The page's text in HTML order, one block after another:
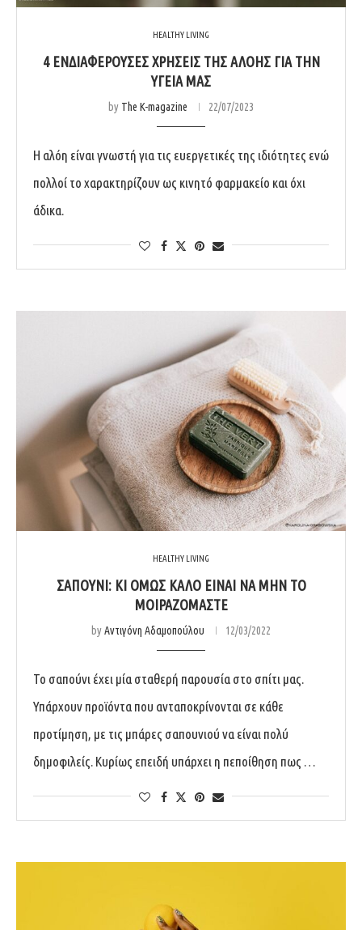
HEALTHY LIVING
4 ΕΝΔΙΑΦΕΡΟΥΣΕΣ ΧΡΗΣΕΙΣ ΤΗΣ ΑΛΟΗΣ ΓΙΑ ΤΗΝ
ΥΓΕΙΑ ΜΑΣ
by The K-magazine 22/07/2023
Η αλόη είναι γνωστή για τις ευεργετικές της ιδιότητες ενώ
πολλοί το χαρακτηρίζουν ως κινητό φαρμακείο και όχι
άδικα.
HEALTHY LIVING
ΣΑΠΟΎΝΙ: ΚΙ ΌΜΩΣ ΚΑΛΌ ΕΊΝΑΙ ΝΑ ΜΗΝ ΤΟ
ΜΟΙΡΑΖΌΜΑΣΤΕ
byΑντιγόνη Αδαμοπούλου 12/03/2022
Το σαπούνι έχει μία σταθερή παρουσία στο σπίτι μας.
Υπάρχουν προϊόντα που ανταποκρίνονται σε κάθε
προτίμηση, με τις μπάρες σαπουνιού να είναι πολύ
δημοφιλείς. Κυρίως επειδή υπάρχει η πεποίθηση πως …